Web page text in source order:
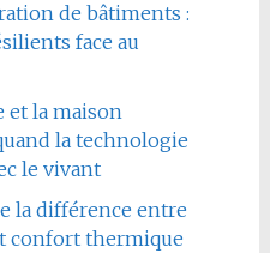
de bâtiments :
face au
et la maison
la technologie
le vivant
la différence entre
confort thermique